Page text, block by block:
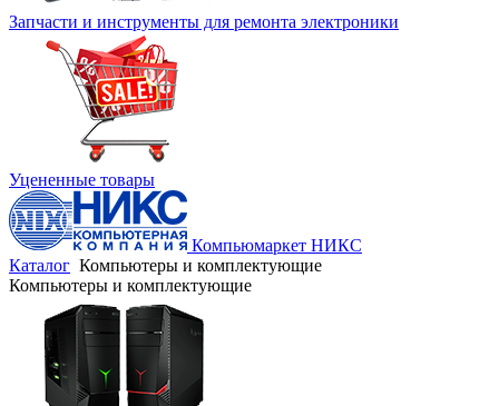
Запчасти и инструменты для ремонта электроники
Уцененные товары
Компьюмаркет НИКС
Каталог Компьютеры и комплектующие
Компьютеры и комплектующие